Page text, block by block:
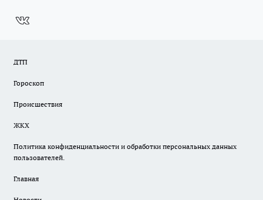
ДТП
Гороскоп
Происшествия
ЖКХ
Политика конфиденциальности и обработки персональных данных
пользователей.
Главная